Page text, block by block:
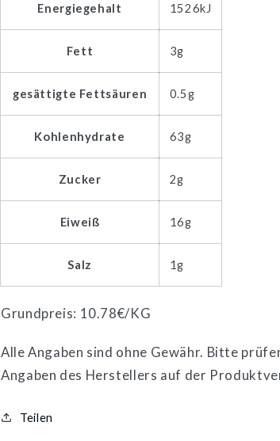
Energiegehalt 1526kJ
Fett 3g
gesättigte Fettsäuren 0.5g
Kohlenhydrate 63g
Zucker 2g
Eiweiß 16g
Salz 1g
Grundpreis: 10.78€/KG
Alle Angaben sind ohne Gewähr. Bitte
Angaben des Herstellers auf der
Teilen